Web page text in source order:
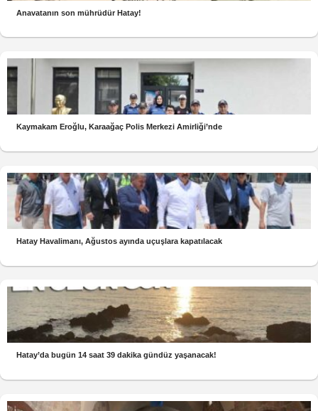
Anavatanın son mührüdür Hatay!
Kaymakam Eroğlu, Karaağaç Polis Merkezi Amirliği’nde
Hatay Havalimanı, Ağustos ayında uçuşlara kapatılacak
Hatay’da bugün 14 saat 39 dakika gündüz yaşanacak!